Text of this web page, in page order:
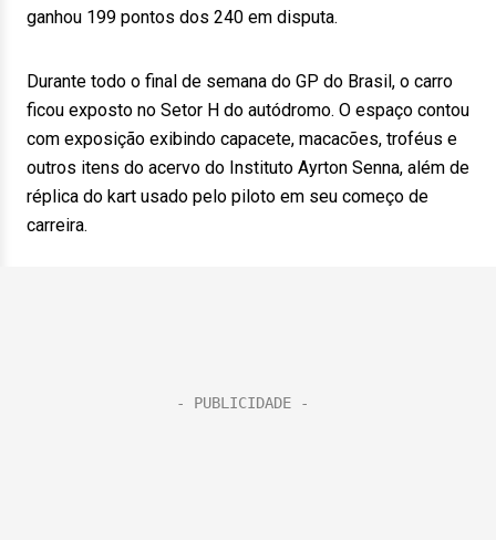
ganhou 199 pontos dos 240 em disputa.
Durante todo o final de semana do GP do Brasil, o carro
ficou exposto no Setor H do autódromo. O espaço contou
com exposição exibindo capacete, macacões, troféus e
outros itens do acervo do Instituto Ayrton Senna, além de
réplica do kart usado pelo piloto em seu começo de
carreira.